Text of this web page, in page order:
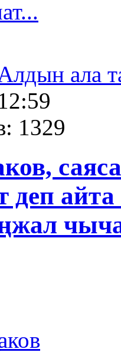
ала
1329
деп